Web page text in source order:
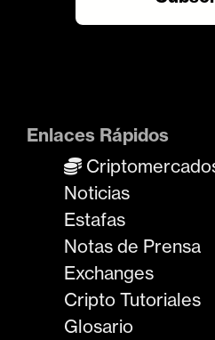
Enlaces Rápidos
Noticias
Estafas
Notas de Prensa
Exchanges
Cripto Tutoriales
Glosario